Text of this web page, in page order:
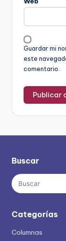
Guardar mi
este
comentario.
Buscar
Categorías
Columnas